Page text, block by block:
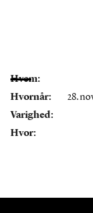
Hvem:
Hvornår:
28.
Varighed:
Hvor: